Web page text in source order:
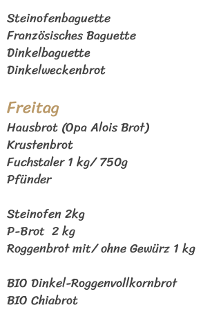
Steinofenbaguette
Französisches Baguette
Dinkelbaguette
Dinkelweckenbrot
Freitag
Hausbrot (Opa Alois Brot)
Krustenbrot
Fuchstaler 1 kg/750g
Pfünder
Steinofen 2kg
P-Brot 2 kg
Roggenbrot mit/ ohne Gewürz 1 kg
BIO Dinkel-Roggenvollkornbrot
BIO Chiabrot